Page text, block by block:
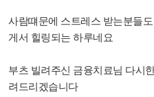
사람떄문에 스트레스 받는분들
게서 힐링되는 하루네요
부츠 빌려주신 금융치료님 다시
려드리겠습니다